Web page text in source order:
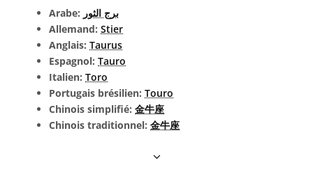
Arabe: برج الثور
Allemand: Stier
Anglais: Taurus
Espagnol: Tauro
Italien: Toro
Portugais brésilien: Touro
Chinois simplifié: 金牛座
Chinois traditionnel: 金牛座